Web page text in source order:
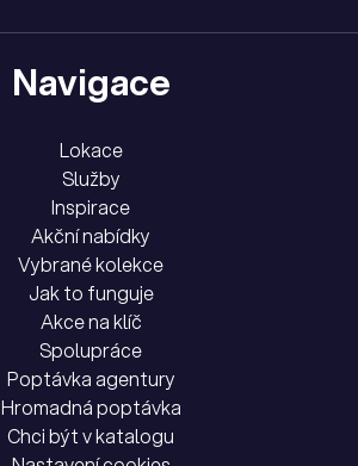
Navigace
Lokace
Služby
Inspirace
Akční nabídky
Vybrané kolekce
Jak to funguje
Akce na klíč
Spolupráce
Poptávka agentury
Hromadná poptávka
Chci být v katalogu